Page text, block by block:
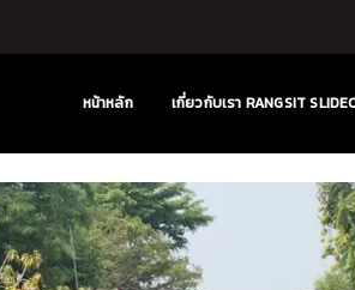
หน้าหลัก เกี่ยวกับเรา RANGSIT